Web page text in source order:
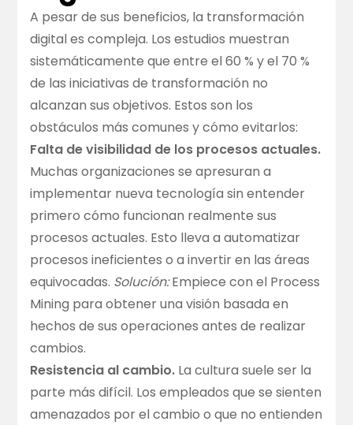
A pesar de sus beneficios, la transformación
digital es compleja. Los estudios muestran
sistemáticamente que entre el 60 % y el 70 %
de las iniciativas de transformación no
alcanzan sus objetivos. Estos son los
obstáculos más comunes y cómo evitarlos:
Falta de visibilidad de los procesos actuales.
Muchas organizaciones se apresuran a
implementar nueva tecnología sin entender
primero cómo funcionan realmente sus
procesos actuales. Esto lleva a automatizar
procesos ineficientes o a invertir en las áreas
equivocadas. Solución:Empiece con el Process
Mining para obtener una visión basada en
hechos de sus operaciones antes de realizar
cambios.
Resistencia al cambio. La cultura suele ser la
parte más difícil. Los empleados que se sienten
amenazados por el cambio o que no entienden